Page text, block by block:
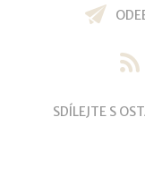
SDÍLEJTE S